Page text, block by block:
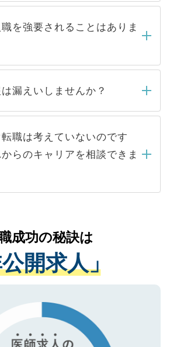
5営業日以内にはご連絡をせて
すので、しばらくお待ちくださ
で取り扱っている求人の
、Webサイトからご覧いただ
公開求人」です。非公開求人は
によって、一般には公開してい
避けるため 人気のある医療機
しまうと、応募が殺到する場
関が求める条件に合った人材の
介会社に依頼するケースが増え
を強要されることはありま
強要することは一切ありませ
仮に応募先から内定をいただい
必要はありません。内定先へ
絡はキャリアパートナーが行い
ご安心ください。
漏えいしませんか？
えいすることはありませんの
ください。当サイトからの登録
したご登録者様の個人情報は、
ャリアアップおよび転職活動の
に使用いたします。お預かりし
の個人データはご本人の許可
報の取り扱いについての厳密な
満たした事業者のみに付与され
バシーマークを取得済みです。
だいた個人情報は、SSL（デー
持に関してもご安心ください。
職は考えていないのです
らのキャリアを相談できま
、現在の医療機関の状況や紹介
えながら、適切なアドバイスを
だきます。すぐにご転職をされ
、長期的なサポートが可能です
ご登録ください。
成功の秘訣は
公開求人」